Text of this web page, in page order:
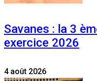
Savanes : la 3
exercice 2026
4 août 2026